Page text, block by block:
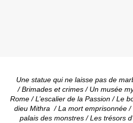
Une statue qui ne laisse pas de
/ Brimades et crimes / Un musée
Rome / L’escalier de la Passion / Le
dieu Mithra / La mort emprisonnée /
palais des monstres / Les trésors